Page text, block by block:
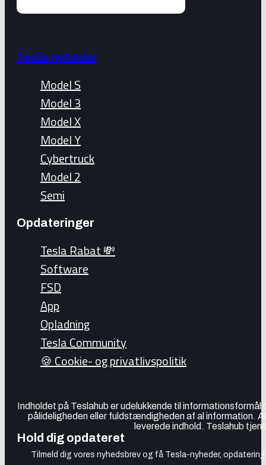
Tesla nyheder
Model S
Model 3
Model X
Model Y
Cybertruck
Model 2
Semi
Opdateringer
Tesla Rabat 💸
Software
FSD
App
Opladning
Tesla Community
🍪 Cookie- og privatlivspolitik
Indholdet på Teslahub er udelukkende til
pålideligheden eller fuldstændigheden af al information.
leverede indhold. Teslahub
Hold dig opdateret
Tilmeld dig vores nyhedsbrev og få Tesla-nyheder,